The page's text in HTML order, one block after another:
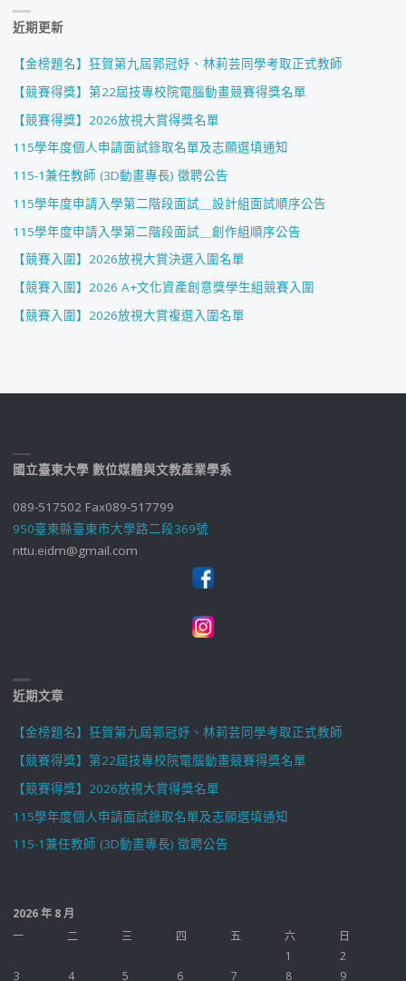
近期更新
【金榜題名】狂賀第九屆郭冠妤、林莉芸同學考取正式教師
【競賽得獎】第22屆技專校院電腦動畫競賽得獎名單
【競賽得獎】2026放視大賞得獎名單
115學年度個人申請面試錄取名單及志願選填通知
115-1兼任教師 (3D動畫專長) 徵聘公告
115學年度申請入學第二階段面試＿設計組面試順序公告
115學年度申請入學第二階段面試＿創作組順序公告
【競賽入圍】2026放視大賞決選入圍名單
【競賽入圍】2026 A+文化資產創意獎學生組競賽入圍
【競賽入圍】2026放視大賞複選入圍名單
國立臺東大學 數位媒體與文教產業學系
089-517502 Fax089-517799
950臺東縣臺東市大學路二段369號
nttu.eidm@gmail.com
近期文章
【金榜題名】狂賀第九屆郭冠妤、林莉芸同學考取正式教師
【競賽得獎】第22屆技專校院電腦動畫競賽得獎名單
【競賽得獎】2026放視大賞得獎名單
115學年度個人申請面試錄取名單及志願選填通知
115-1兼任教師 (3D動畫專長) 徵聘公告
2026 年 8 月
一
二 三 四 五 六
日
1
2
3
4 5 6 7 8 9